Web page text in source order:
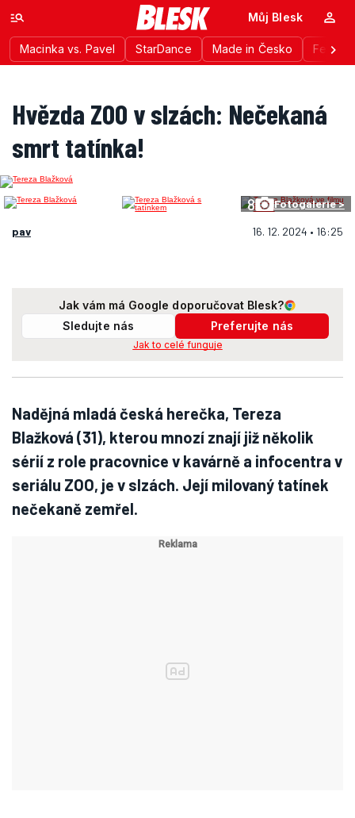
Macinka vs. Pavel StarDance Made in Česko
Můj Blesk
Hvězda ZOO v slzách: Nečekaná
smrt tatínka!
8 Fotogalerie >
pav 16. 12. 2024 • 16:25
Jak vám má Google doporučovat Blesk?
Sledujte nás
Preferujte nás
Jak to celé funguje
Nadějná mladá česká herečka, Tereza
Blažková (31), kterou mnozí znají již několik
sérií z role pracovnice v kavárně a infocentra v
seriálu ZOO, je v slzách. Její milovaný tatínek
nečekaně zemřel.